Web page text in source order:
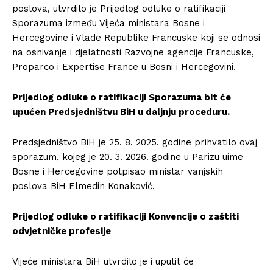
poslova, utvrdilo je Prijedlog odluke o ratifikaciji
Sporazuma između Vijeća ministara Bosne i
Hercegovine i Vlade Republike Francuske koji se odnosi
na osnivanje i djelatnosti Razvojne agencije Francuske,
Proparco i Expertise France u Bosni i Hercegovini.
Prijedlog odluke o ratifikaciji Sporazuma bit će
upućen Predsjedništvu BiH u daljnju proceduru.
Predsjedništvo BiH je 25. 8. 2025. godine prihvatilo ovaj
sporazum, kojeg je 20. 3. 2026. godine u Parizu uime
Bosne i Hercegovine potpisao ministar vanjskih
poslova BiH Elmedin Konaković.
Prijedlog odluke o ratifikaciji Konvencije o zaštiti
odvjetničke profesije
Vijeće ministara BiH utvrdilo je i uputit će